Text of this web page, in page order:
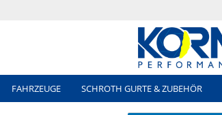
FAHRZEUGE SCHROTH GURTE & ZUBEHÖR